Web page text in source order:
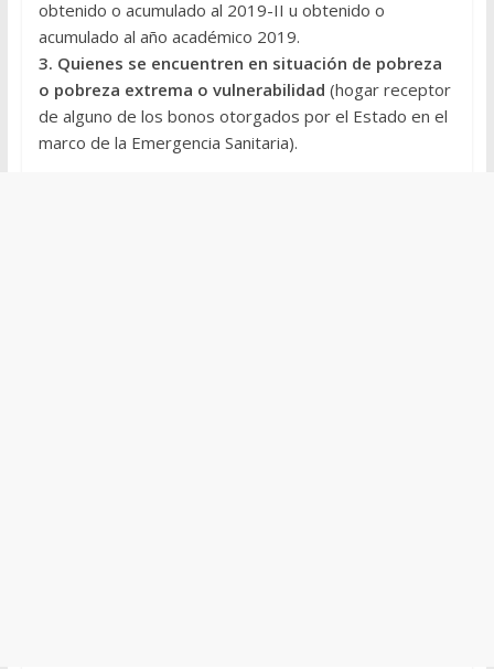
obtenido o acumulado al 2019-II u obtenido o
acumulado al año académico 2019.
3. Quienes se encuentren en situación de pobreza
o pobreza extrema o vulnerabilidad (hogar receptor
de alguno de los bonos otorgados por el Estado en el
marco de la Emergencia Sanitaria).